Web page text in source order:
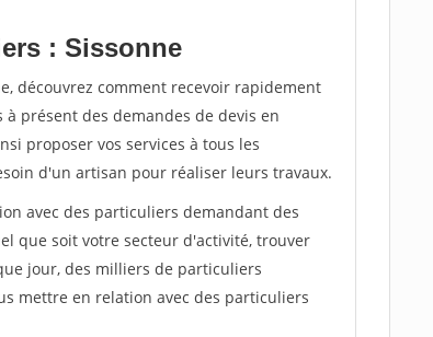
: Sissonne
découvrez comment recevoir rapidement
présent des demandes de devis en
proposer vos services à tous les
d'un artisan pour réaliser leurs travaux.
avec des particuliers demandant des
que soit votre secteur d'activité, trouver
jour, des milliers de particuliers
mettre en relation avec des particuliers